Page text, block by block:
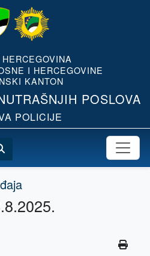
I HERCEGOVINE
KANTON
POSLOVA
POLICIJE